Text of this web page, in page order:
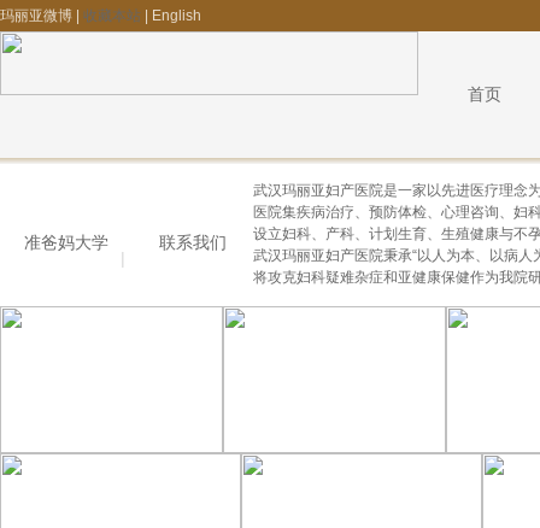
玛丽亚微博 | 收藏本站 | English
首页
准爸妈大学 联系我们
武汉玛丽亚妇产医院是一家以先进医疗理念
医院集疾病治疗、预防体检、心理咨询、妇
设立妇科、产科、计划生育、生殖健康与不
武汉玛丽亚妇产医院秉承“以人为本、以病
将攻克妇科疑难杂症和亚健康保健作为我院